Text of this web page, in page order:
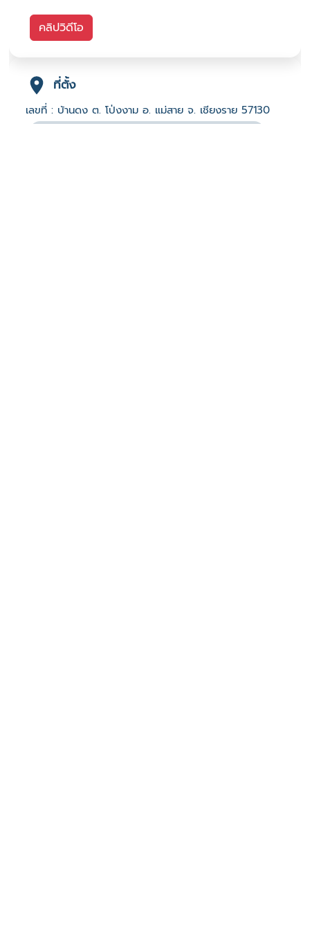
คลิปวิดีโอ
ที่ตั้ง
เลขที่ : บ้านดง ต. โป่งงาม อ. แม่สาย จ. เชียงราย 57130